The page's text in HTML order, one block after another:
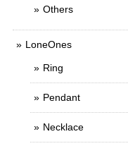
Others
LoneOnes
Ring
Pendant
Necklace